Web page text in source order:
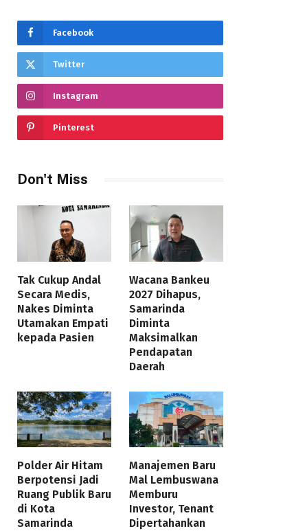
Facebook
Twitter
Instagram
Pinterest
Don't Miss
Tak Cukup Andal
Secara Medis,
Nakes Diminta
Utamakan Empati
kepada Pasien
Wacana Bankeu
2027 Dihapus,
Samarinda
Diminta
Maksimalkan
Pendapatan
Daerah
Polder Air Hitam
Berpotensi Jadi
Ruang Publik Baru
di Kota
Samarinda
Manajemen Baru
Mal Lembuswana
Memburu
Investor, Tenant
Dipertahankan